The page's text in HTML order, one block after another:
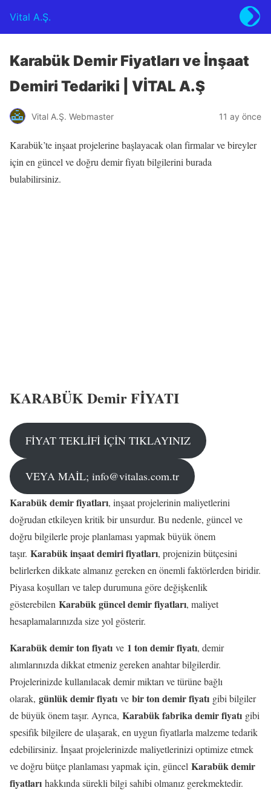
Vital A.Ş.
Karabük Demir Fiyatları ve İnşaat
Demiri Tedariki | VİTAL A.Ş
Vital A.Ş. Webmaster 11 ay önce
Karabük’te inşaat projelerine başlayacak olan firmalar ve bireyler
için en güncel ve doğru demir fiyatı bilgilerini burada
bulabilirsiniz.
KARABÜK Demir FİYATI
FİYAT TEKLİFİ İÇİN TIKLAYINIZ
VEYA MAİL; info@vitalas.com.tr
Karabük demir fiyatları, inşaat projelerinin maliyetlerini
doğrudan etkileyen kritik bir unsurdur. Bu nedenle, güncel ve
doğru bilgilerle proje planlaması yapmak büyük önem
taşır. Karabük inşaat demiri fiyatları, projenizin bütçesini
belirlerken dikkate almanız gereken en önemli faktörlerden biridir.
Piyasa koşulları ve talep durumuna göre değişkenlik
gösterebilen Karabük güncel demir fiyatları, maliyet
hesaplamalarınızda size yol gösterir.
Karabük demir ton fiyatı ve 1 ton demir fiyatı, demir
alımlarınızda dikkat etmeniz gereken anahtar bilgilerdir.
Projelerinizde kullanılacak demir miktarı ve türüne bağlı
olarak, günlük demir fiyatı ve bir ton demir fiyatı gibi bilgiler
de büyük önem taşır. Ayrıca, Karabük fabrika demir fiyatı gibi
spesifik bilgilere de ulaşarak, en uygun fiyatlarla malzeme tedarik
edebilirsiniz. İnşaat projelerinizde maliyetlerinizi optimize etmek
ve doğru bütçe planlaması yapmak için, güncel Karabük demir
fiyatları hakkında sürekli bilgi sahibi olmanız gerekmektedir.